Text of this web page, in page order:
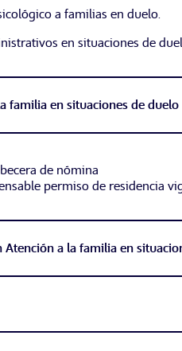
a familias en duelo.
en situaciones de
familia en situaciones de duelo
de nómina
permiso de residencia
a la familia en